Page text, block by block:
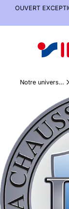
OUVERT
Notre univers
comme hiver